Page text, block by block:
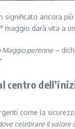
significato ancora
maggio darà vita a
Maggio perenne –
centro
come la
celebrare il valore